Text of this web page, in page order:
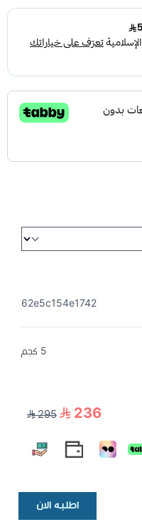
62e5c154e1742
5 كجم
236
295
اطلبه الان